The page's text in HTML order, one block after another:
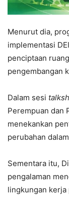
Menurut dia,
implementasi
penciptaan
pengembangan
Dalam sesi
Perempuan dan
menekankan
perubahan
Sementara itu,
pengalaman
lingkungan